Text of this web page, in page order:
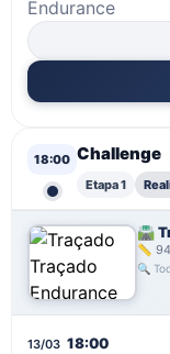
Endurance
18:00 Challenge
Etapa 1
🛣️
📏
🔍
13/03 18:00